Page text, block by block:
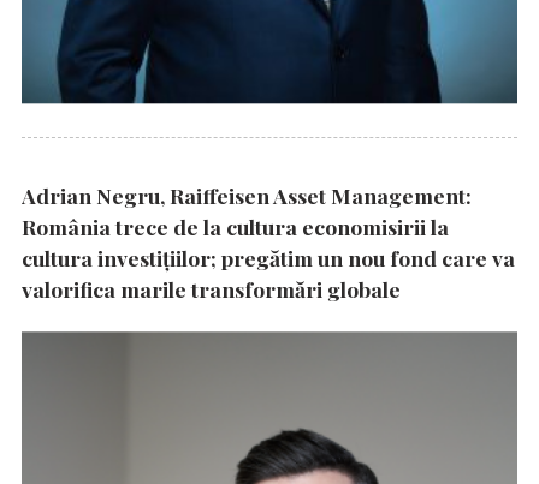
Adrian Negru, Raiffeisen Asset Management:
România trece de la cultura economisirii la
cultura investițiilor; pregătim un nou fond care va
valorifica marile transformări globale